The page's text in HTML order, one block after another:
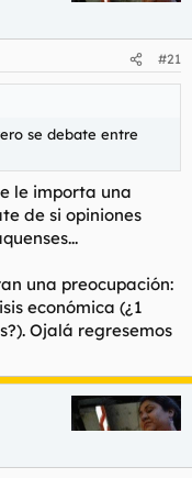
#21
se debate entre
le importa una
de si opiniones
una preocupación:
económica (¿1
Ojalá regresemos